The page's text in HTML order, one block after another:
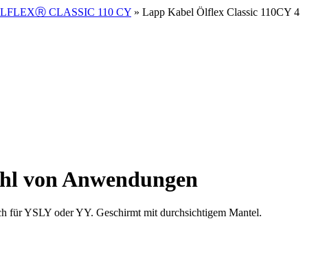
CLASSIC 110 CY » Lapp Kabel Ölflex Classic 110CY 4
von Anwendungen
YSLY oder YY. Geschirmt mit durchsichtigem Mantel.